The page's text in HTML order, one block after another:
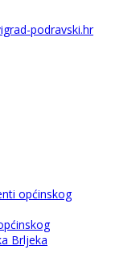
općinskog
Brljeka